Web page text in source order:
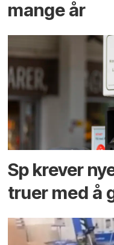
mange år
Sp krever
truer med å